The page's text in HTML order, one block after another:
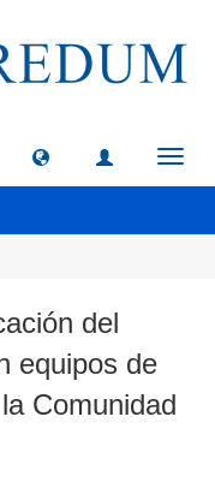
del
equipos de
Comunidad